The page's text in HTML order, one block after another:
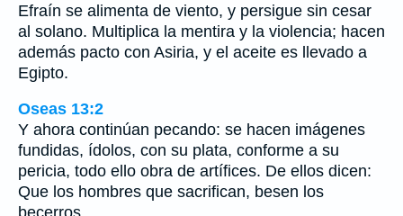
Efraín se alimenta de viento, y persigue sin cesar
al solano. Multiplica la mentira y la violencia; hacen
además pacto con Asiria, y el aceite es llevado a
Egipto.
Oseas 13:2
Y ahora continúan pecando: se hacen imágenes
fundidas, ídolos, con su plata, conforme a su
pericia, todo ello obra de artífices. De ellos dicen:
Que los hombres que sacrifican, besen los